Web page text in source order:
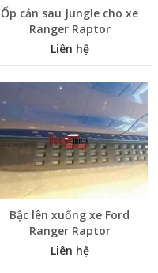
Ốp cản sau Jungle cho xe
Ranger Raptor
Liên hệ
Bậc lên xuống xe Ford
Ranger Raptor
Liên hệ